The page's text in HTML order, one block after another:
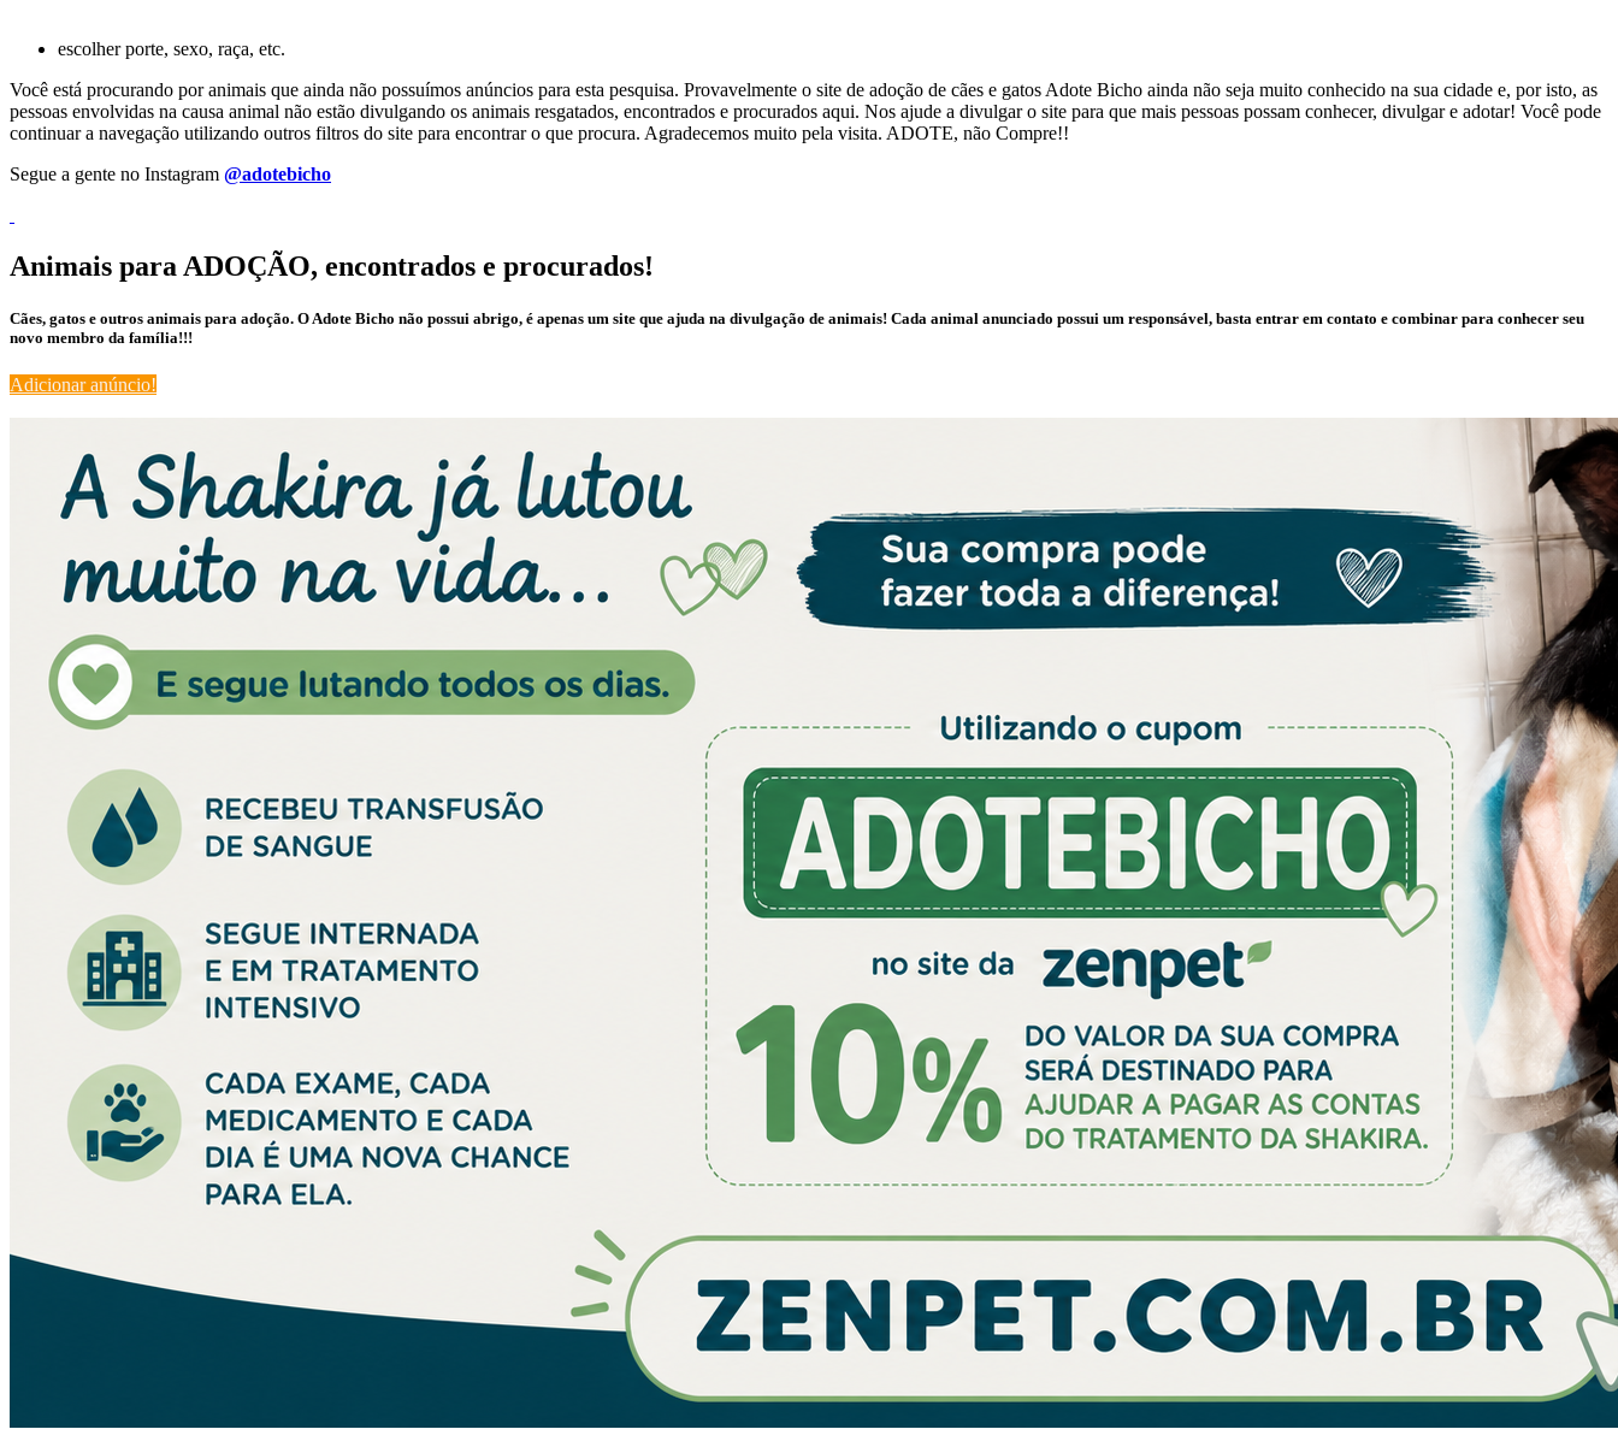
escolher porte, sexo, raça, etc.
Você está procurando por animais que ainda não possuímos anúncios para esta pesquisa. Provavelmente o site de adoção de cães e gatos Adote Bicho ainda não seja muito conhecido na sua cidade e, por isto, as
pessoas envolvidas na causa animal não estão divulgando os animais resgatados, encontrados e procurados aqui. Nos ajude a divulgar o site para que mais pessoas possam conhecer, divulgar e adotar! Você pode
continuar a navegação utilizando outros filtros do site para encontrar o que procura. Agradecemos muito pela visita. ADOTE, não Compre!!
Segue a gente no Instagram @adotebicho
Animais para ADOÇÃO, encontrados e procurados!
Cães, gatos e outros animais para adoção. O Adote Bicho não possui abrigo, é apenas um site que ajuda na divulgação de animais! Cada animal anunciado possui um responsável, basta entrar em contato e combinar para conhecer seu
novo membro da família!!!
Adicionar anúncio!